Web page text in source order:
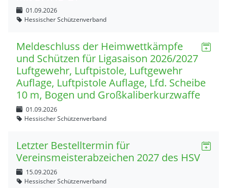
01.09.2026
Hessischer Schützenverband
Meldeschluss der Heimwettkämpfe
und Schützen für Ligasaison 2026/2027
Luftgewehr, Luftpistole, Luftgewehr
Auflage, Luftpistole Auflage, Lfd. Scheibe
10 m, Bogen und Großkaliberkurzwaffe
01.09.2026
Hessischer Schützenverband
Letzter Bestelltermin für
Vereinsmeisterabzeichen 2027 des HSV
15.09.2026
Hessischer Schützenverband